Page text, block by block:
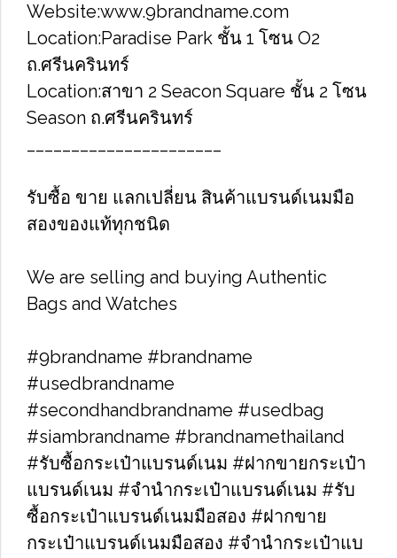
Website:www.9brandname.com
Location:Paradise Park ชั้น​ 1 โซน​ O2​
ถ.ศรีนครินทร์
Location​:สาขา​ 2 Seacon Square ชั้น​ 2 โซน​
Season ถ.ศ​รีนครินทร์
รับซื้อ​ ขาย​​ แลกเปลี่ยน​ สินค้าแบรนด์เนม​มือ
สองของแท้ทุกชนิด
We are selling and buying Authentic
Bags and Watches
#9brandname​ #brandname​
#usedbrandname​
#secondhandbrandname​ #usedbag​
#siambrandname​ #brandnamethailand​
#รับซื้อกระเป๋าแบรนด์เนม​ #ฝากขายกระเป๋า
แบรนด์เนม​ #จำนำกระเป๋าแบรนด์เนม​ #รับ
ซื้อกระเป๋าแบรนด์เนมมือสอง​ #ฝากขาย
กระเป๋าแบรนด์เนมมือสอง​ #จำนำกระเป๋าแบ